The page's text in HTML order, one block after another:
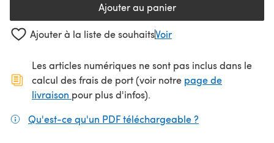
Ajouter au panier
Ajouter à la liste de souhaitsVoir
Les articles numériques ne sont pas inclus dans le
calcul des frais de port (voir notre page de
livraison (s'ouvre dans un nouvel onglet)
pour plus d'infos).
Qu'est-ce qu'un PDF téléchargeable ?